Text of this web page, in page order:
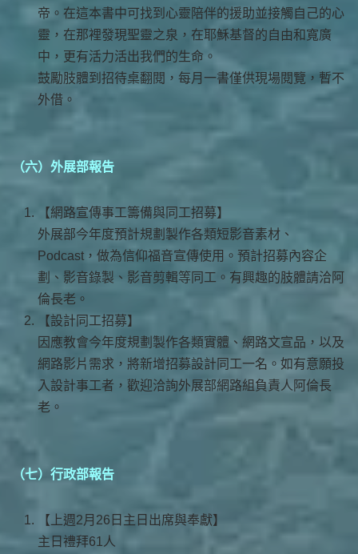
帝。在這本書中可找到心靈陪伴的援助並接觸自己的心
靈，在那裡發現聖靈之泉，在耶穌基督的自由和寬廣
中，更有活力活出我們的生命。
鼓勵肢體到招待桌翻閱，每月一書僅供現場閱覽，暫不
外借。
（六）外展部報告
【網路宣傳事工籌備與同工招募】
外展部今年度預計規劃製作各類短影音素材、
Podcast，做為信仰福音宣傳使用。預計招募內容企
劃、影音錄製、影音剪輯等同工。有興趣的肢體請洽阿
倫長老。
【設計同工招募】
因應教會今年度規劃製作各類實體、網路文宣品，以及
網路影片需求，將新增招募設計同工一名。如有意願投
入設計事工者，歡迎洽詢外展部網路組負責人阿倫長
老。
（七）行政部報告
【上週2月26日主日出席與奉獻】
主日禮拜61人